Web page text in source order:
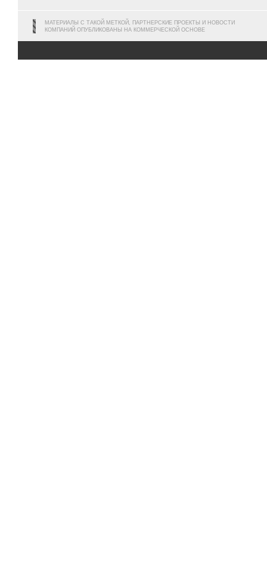
МАТЕРИАЛЫ С ТАКОЙ МЕТКОЙ, ПАРТНЕРСКИЕ ПРОЕКТЫ И НОВОСТИ
КОМПАНИЙ ОПУБЛИКОВАНЫ НА КОММЕРЧЕСКОЙ ОСНОВЕ